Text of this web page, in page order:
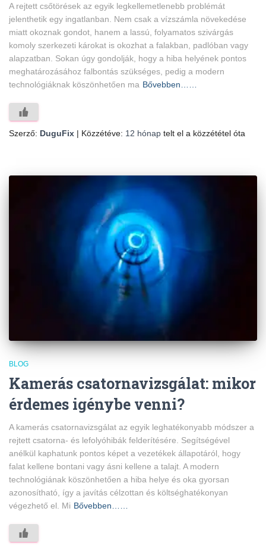
A rejtett csőtörések az egyik legkellemetlenebb problémát
jelenthetik egy ingatlanban. Nem csak a vízszámla növekedése
miatt okoznak gondot, hanem a lassú, folyamatos szivárgás
komoly szerkezeti károkat is okozhat a falakban, padlóban vagy
alapzatban. Sokan úgy gondolják, hogy a hiba helyének pontos
meghatározásához falbontás szükséges, pedig a modern
technológiáknak köszönhetően ma Bővebben……
Szerző: DuguFix | Közzétéve: 12 hónap telt el a közzététel óta
BLOG
Kamerás csatornavizsgálat: mikor
érdemes igénybe venni?
A kamerás csatornavizsgálat az egyik leghatékonyabb módszer a
rejtett csatorna- és lefolyóhibák felderítésére. Segítségével
anélkül kaphatunk pontos képet a vezetékek állapotáról, hogy
falat kellene bontani vagy ásni kellene a talajt. A modern
technológiának köszönhetően a hiba helye és oka gyorsan
azonosítható, így a javítás célzottan és költséghatékonyan
végezhető el. Mi Bővebben……